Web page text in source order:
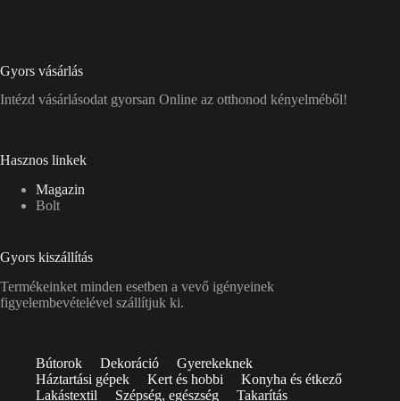
Gyors vásárlás
Intézd vásárlásodat gyorsan Online az otthonod kényelméből!
Hasznos linkek
Magazin
Bolt
Gyors kiszállítás
Termékeinket minden esetben a vevő igényeinek
figyelembevételével szállítjuk ki.
Bútorok Dekoráció
Gyerekeknek
Háztartási gépek
Kert és hobbi
Konyha és étkező
Lakástextil
Szépség, egészség Takarítás